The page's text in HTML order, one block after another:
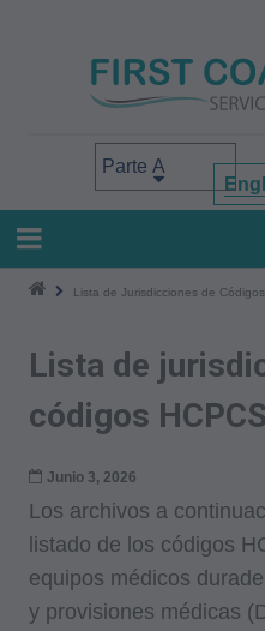
Select your area of interest
Lista de Jurisdicciones de
Lista de
códigos
Junio 3, 2026
Los archivos a
listado de los códigos
equipos médicos
y provisiones médicas